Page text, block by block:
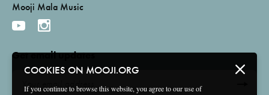
COOKIES ON MOOJI.ORG
If you continue to browse this website, you agree to our use of
Mooji Mala Music
Get email updates